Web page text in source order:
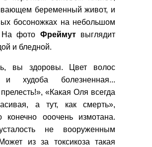
беременный живот, и
босоножках на небольшом
На фото Фреймутвыглядит
и бледной.
вы здоровы. Цвет волос
худоба болезненная...
«Какая Оля всегда
а тут, как смерть»,
конечно ооочень измотана.
не вооруженным
из за токсикоза такая